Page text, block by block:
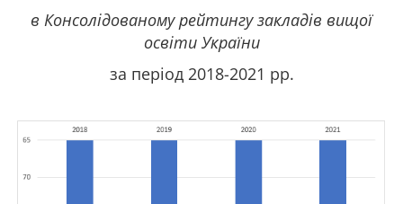
в Консолідованому рейтингу закладів вищої
освіти України
за період 2018-2021 рр.